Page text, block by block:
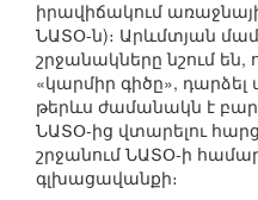
իրավիճակում
ՆԱՏՕ-ն)։ Արևմտյան
շրջանակները նշում
«կարմիր գիծը», դարձել
թերևս ժամանակն է
ՆԱՏՕ-ից վտարելու
շրջանում ՆԱՏՕ-ի համար
գլխացավանքի։